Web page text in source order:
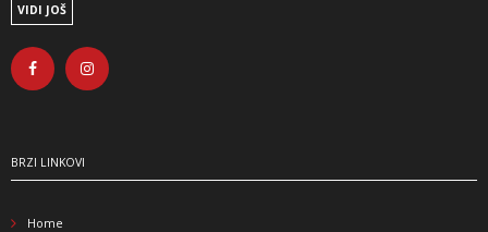
VIDI JOŠ
BRZI LINKOVI
Home